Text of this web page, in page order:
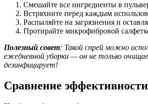
Смешайте все ингредиенты в
Встряхните перед каждым
Распыляйте на загрязнения и
Протирайте микрофибровой
Полезный совет: Такой спрей можно
ежедневной уборки — он не только
дезинфицирует!
Сравнение эффективности